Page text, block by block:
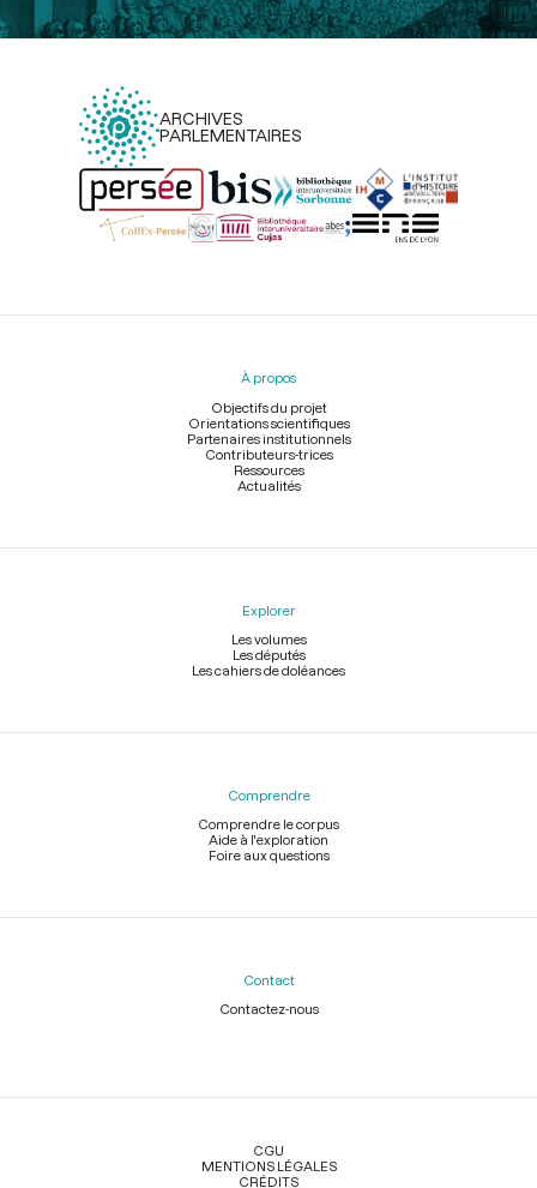
ARCHIVES
PARLEMENTAIRES
Menu
À propos
Objectifs du projet
Orientations scientifiques
Partenaires institutionnels
Contributeurs-trices
Ressources
Actualités
Explorer
Les volumes
Les députés
Les cahiers de doléances
Comprendre
Comprendre le corpus
Aide à l'exploration
Foire aux questions
Contact
Contactez-nous
Légal
CGU
MENTIONS LÉGALES
CRÉDITS